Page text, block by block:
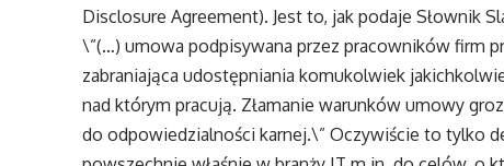
Disclosure Agreement). Jest to, jak podaje
\”(…) umowa podpisywana przez pracowników firm
zabraniająca udostępniania komukolwiek
nad którym pracują. Złamanie warunków umowy
do odpowiedzialności karnej.\” Oczywiście to tylko